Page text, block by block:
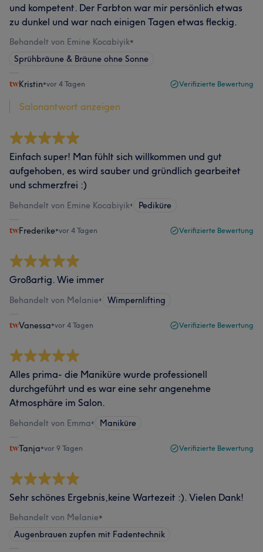
und kompetent. Der Farbton war mir persönlich etwas
zu dunkel und war nach einigen Tagen etwas fleckig.
Behandelt von Emine Kocabiyik•
Sprühbräune & Bräune ohne Sonne
Kristin•vor 4 Tagen Verifizierte Bewertung
Salonantwort anzeigen
Einfach super! Man fühlt sich willkommen und gut
aufgehoben, es wird sauber und gründlich gearbeitet
und schmerzfrei :)
Behandelt von Emine Kocabiyik• Pediküre
Frederike•vor 4 Tagen Verifizierte Bewertung
Großartig. Wie immer
Behandelt von Melanie• Wimpernlifting
Vanessa•vor 4 Tagen Verifizierte Bewertung
Alles prima- die Maniküre wurde professionell
durchgeführt und es war eine sehr angenehme
Atmosphäre im Salon.
Behandelt von Emma• Maniküre
Tanja•vor 9 Tagen Verifizierte Bewertung
Sehr schönes Ergebnis,keine Wartezeit :). Vielen Dank!
Behandelt von Melanie•
Augenbrauen zupfen mit Fadentechnik